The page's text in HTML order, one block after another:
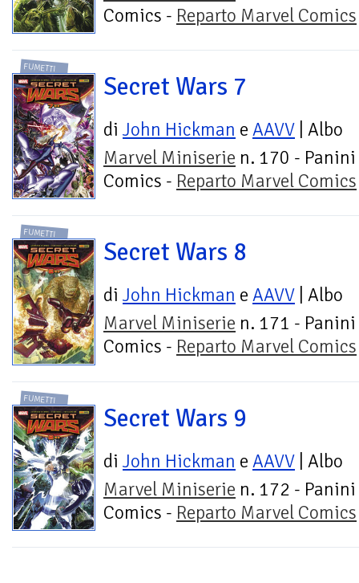
Comics - Reparto Marvel Comics
FUMETTI
Secret Wars 7
di John Hickman e AAVV | Albo
Marvel Miniserie n. 170 - Panini
Comics - Reparto Marvel Comics
FUMETTI
Secret Wars 8
di John Hickman e AAVV | Albo
Marvel Miniserie n. 171 - Panini
Comics - Reparto Marvel Comics
FUMETTI
Secret Wars 9
di John Hickman e AAVV | Albo
Marvel Miniserie n. 172 - Panini
Comics - Reparto Marvel Comics